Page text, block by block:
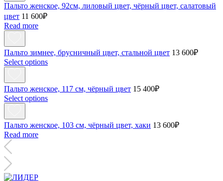
Пальто женское, 92см, лиловый цвет, чёрный цвет, салатовый
цвет 11 600₽
Read more
Пальто зимнее, брусничный цвет, стальной цвет 13 600₽
Select options
Пальто женское, 117 см, чёрный цвет 15 400₽
Select options
Пальто женское, 103 см, чёрный цвет, хаки 13 600₽
Read more